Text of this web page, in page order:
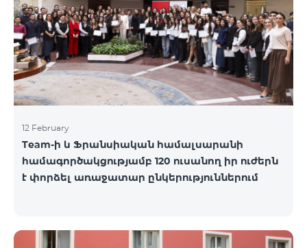
12 February
Team-ի և Ֆրանսիական համալսարանի
համագործակցությամբ 120 ուսանող իր ուժերն
է փորձել առաջատար ընկերություններում